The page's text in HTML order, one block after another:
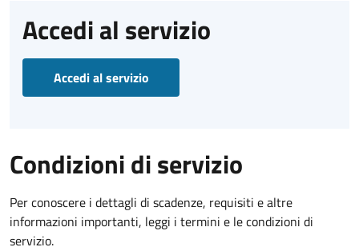
Accedi al servizio
Accedi al servizio
Condizioni di servizio
Per conoscere i dettagli di scadenze, requisiti e altre
informazioni importanti, leggi i termini e le condizioni di
servizio.